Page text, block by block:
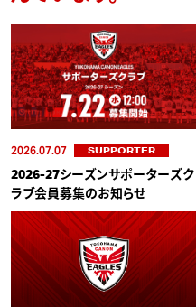
2026.07.07 SUPPORTER
2026-27シーズンサポーターズク
ラブ会員募集のお知らせ